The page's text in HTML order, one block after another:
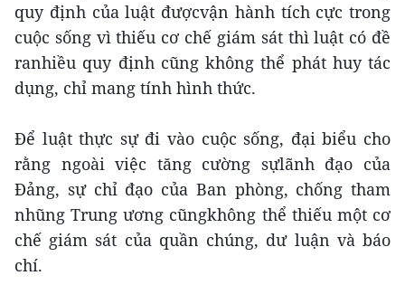
quy định của luật đượcvận hành tích cực trong
cuộc sống vì thiếu cơ chế giám sát thì luật có đề
ranhiều quy định cũng không thể phát huy tác
dụng, chỉ mang tính hình thức.
Để luật thực sự đi vào cuộc sống, đại biểu cho
rằng ngoài việc tăng cường sựlãnh đạo của
Đảng, sự chỉ đạo của Ban phòng, chống tham
nhũng Trung ương cũngkhông thể thiếu một cơ
chế giám sát của quần chúng, dư luận và báo
chí.